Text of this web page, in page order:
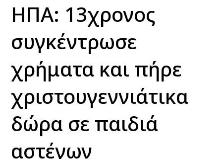
ΗΠΑ: 13χρονος
συγκέντρωσε
χρήματα και πήρε
χριστουγεννιάτικα
δώρα σε παιδιά
αστέγων